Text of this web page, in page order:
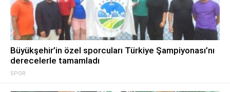
SPOR
Büyükşehir’in özel sporcuları Türkiye Şampiyonası’nı
derecelerle tamamladı